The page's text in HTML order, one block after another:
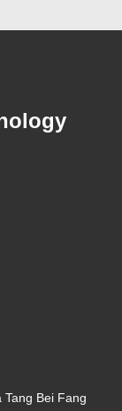
Tang Bei Fang